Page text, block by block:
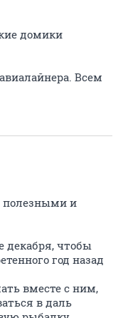
домики
Всем
полезными и
декабря, чтобы
год назад
вместе с ним,
в даль